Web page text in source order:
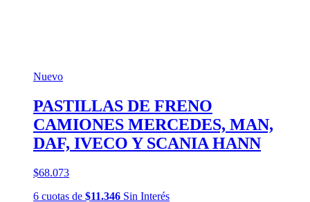
Nuevo
PASTILLAS DE FRENO
CAMIONES MERCEDES, MAN,
DAF, IVECO Y SCANIA HANN
$68.073
6 cuotas de $11.346 Sin Interés